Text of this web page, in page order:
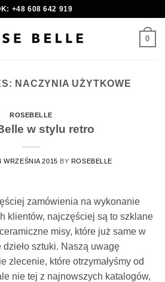
+48 608 642 919
0
NACZYNIA UŻYTKOWE
ROSEBELLE
w stylu retro
WRZEŚNIA 2015 BY ROSEBELLE
zamówienia na wykonanie
klientów, najczęściej są to szklane
misy, które już same w
sztuki. Naszą uwagę
zlecenie, które otrzymałyśmy od
nie tej z najnowszych katalogów,